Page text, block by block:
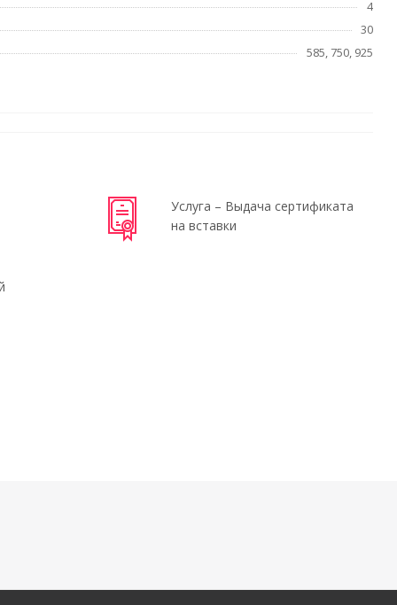
4
30
585, 750, 925
Услуга – Выдача сертификата
на вставки